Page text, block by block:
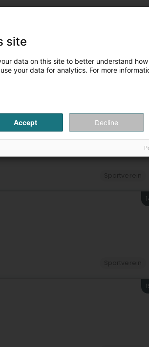
site
data on this site to better understand
your data for analytics. For more
Accept Decline